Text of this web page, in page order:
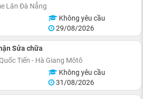
Lân Đà Nẵng
Không yêu cầu
29/08/2026
Sửa chữa
Tiến - Hà Giang Môtô
Không yêu cầu
31/08/2026